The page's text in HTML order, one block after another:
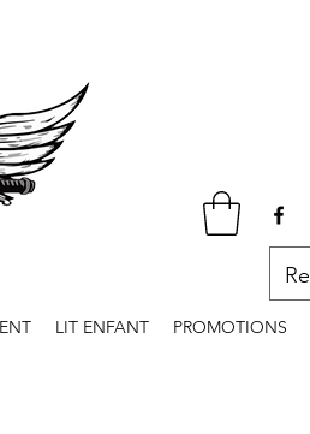
LIT ENFANT PROMOTIONS